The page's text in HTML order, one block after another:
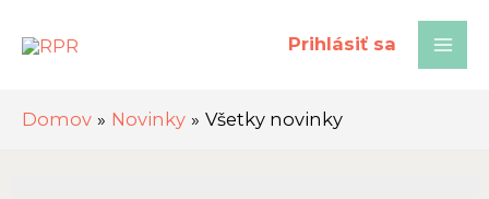
na
Prihlásiť sa
Domov Novinky Všetky novinky